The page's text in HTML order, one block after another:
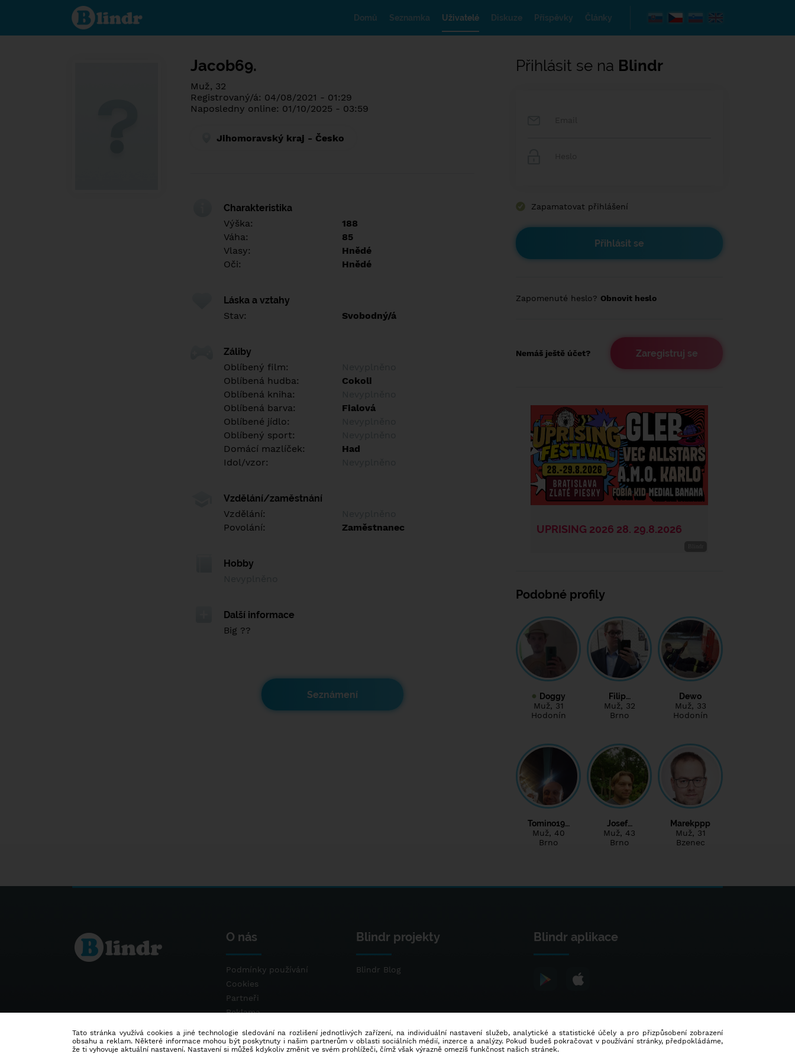
Poznej co je
pod maskou.
Seznamovací
Domů Seznamka Uživatelé Diskuze Příspěvky Články
Jacob69.
Muž, 32
Registrovaný/á: 04/08/2021 - 01:29
Naposledny online: 01/10/2025 - 03:59
Jihomoravský kraj - Česko
Charakteristika
Výška:
188
Váha:
85
Vlasy:
Hnědé
Oči:
Hnědé
Láska a vztahy
Stav:
Svobodný/á
Záliby
Oblíbený film:
Oblíbená hudba:
Cokoli
Oblíbená kniha:
Oblíbená barva:
Fialová
Oblíbené jídlo:
Oblíbený sport:
Domácí mazlíček:
Had
Idol/vzor:
Vzdělání/zaměstnání
Vzdělání:
Povolání:
Zaměstnanec
Hobby
Další informace
Big ??
Seznámení
Přihlásit se na Blindr
Zapamatovat přihlášení
Zapomenuté heslo? Obnovit heslo
Nemáš ještě účet? Zaregistruj se
Podobné profily
Doggy
Muž, 31
Hodonín
Filip…
Muž, 32
Brno
Dewo
Muž, 33
Hodonín
Tomino19…
Muž, 40
Brno
Josef…
Muž, 43
Brno
Marekppp
Muž, 31
Bzenec
O nás
Podmínky používání
Cookies
Partneři
Reklama
Blindr projekty
Blindr Blog
Blindr aplikace
Tato stránka využívá cookies a jiné technologie sledování na rozlišení jednotlivých zařízení, na individuální nastavení služeb, analytické a statistické účely a pro přizpůsobení zobrazení
obsahu a reklam. Některé informace mohou být poskytnuty i našim partnerům v oblasti sociálních médií, inzerce a analýzy. Pokud budeš pokračovat v používání stránky, předpokládáme,
že ti vyhovuje aktuální nastavení. Nastavení si můžeš kdykoliv změnit ve svém prohlížeči, čímž však výrazně omezíš funkčnost našich stránek.